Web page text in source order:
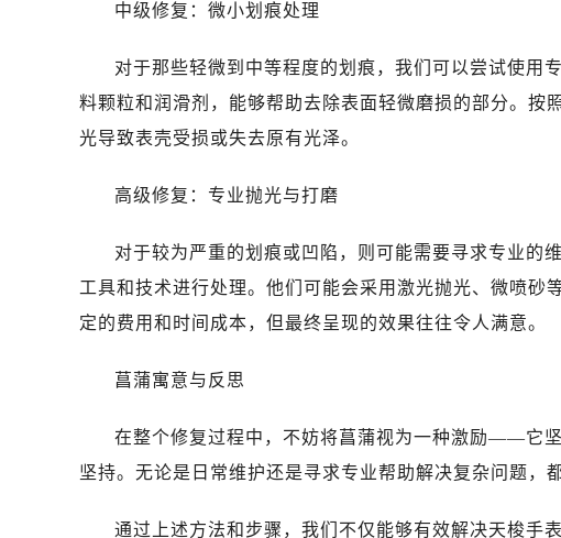
中级修复：微小划痕处理
对于那些轻微到中等程度的划痕，我们可以尝试使用
料颗粒和润滑剂，能够帮助去除表面轻微磨损的部分。按
光导致表壳受损或失去原有光泽。
高级修复：专业抛光与打磨
对于较为严重的划痕或凹陷，则可能需要寻求专业的
工具和技术进行处理。他们可能会采用激光抛光、微喷砂
定的费用和时间成本，但最终呈现的效果往往令人满意。
菖蒲寓意与反思
在整个修复过程中，不妨将菖蒲视为一种激励——它
坚持。无论是日常维护还是寻求专业帮助解决复杂问题，
通过上述方法和步骤，我们不仅能够有效解决天梭手